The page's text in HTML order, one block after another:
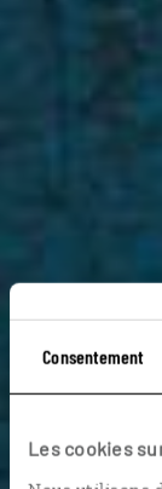
Consentement
Les cookies